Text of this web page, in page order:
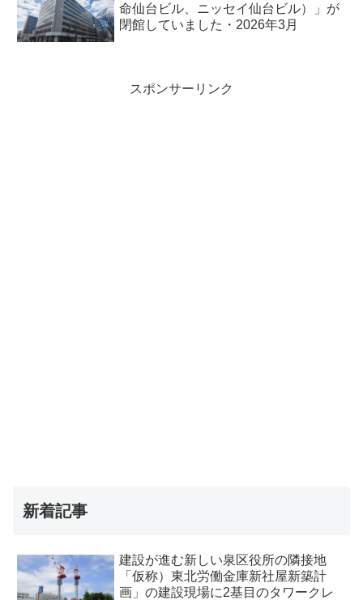
命仙台ビル、ニッセイ仙台ビル）」が
閉館していました・2026年3月
スポンサーリンク
新着記事
建設が進む新しい泉区役所の隣接地
「仮称）東北労働金庫新社屋新築計
画」の建設現場に2基目のタワークレ